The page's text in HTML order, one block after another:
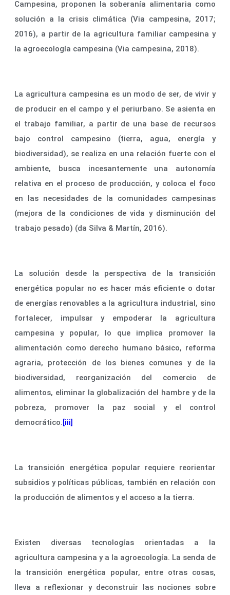
Campesina, proponen la soberanía alimentaria como
solución a la crisis climática (Via campesina, 2017;
2016), a partir de la agricultura familiar campesina y
la agroecología campesina (Via campesina, 2018).
La agricultura campesina es un modo de ser, de vivir y
de producir en el campo y el periurbano. Se asienta en
el trabajo familiar, a partir de una base de recursos
bajo control campesino (tierra, agua, energía y
biodiversidad), se realiza en una relación fuerte con el
ambiente, busca incesantemente una autonomía
relativa en el proceso de producción, y coloca el foco
en las necesidades de la comunidades campesinas
(mejora de la condiciones de vida y disminución del
trabajo pesado) (da Silva & Martín, 2016).
La solución desde la perspectiva de la transición
energética popular no es hacer más eficiente o dotar
de energías renovables a la agricultura industrial, sino
fortalecer, impulsar y empoderar la agricultura
campesina y popular, lo que implica promover la
alimentación como derecho humano básico, reforma
agraria, protección de los bienes comunes y de la
biodiversidad, reorganización del comercio de
alimentos, eliminar la globalización del hambre y de la
pobreza, promover la paz social y el control
democrático. [iii]
La transición energética popular requiere reorientar
subsidios y políticas públicas, también en relación con
la producción de alimentos y el acceso a la tierra.
Existen diversas tecnologías orientadas a la
agricultura campesina y a la agroecología. La senda de
la transición energética popular, entre otras cosas,
lleva a reflexionar y deconstruir las nociones sobre